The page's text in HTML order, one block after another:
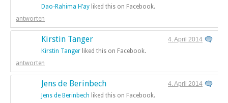
Dao-Rahima H’ay liked this on Facebook.
antworten
Kirstin Tanger
4. April 2014
Kirstin Tanger liked this on Facebook.
antworten
Jens de Berinbech
4. April 2014
Jens de Berinbech liked this on Facebook.